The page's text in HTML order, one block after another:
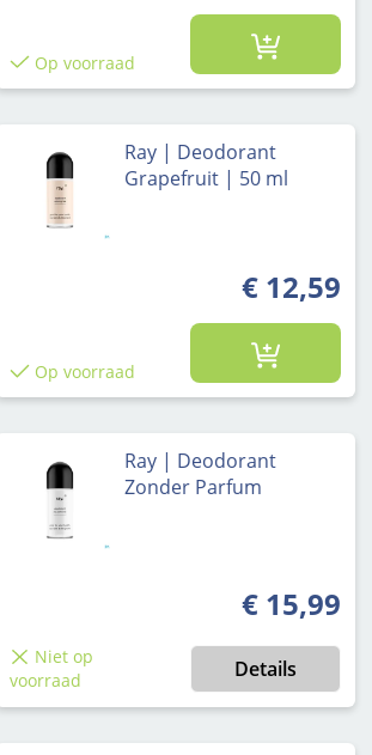
Op voorraad
Ray | Deodorant
Grapefruit | 50 ml
€ 12,59
Op voorraad
Ray | Deodorant
Zonder Parfum
Normale prijs:
€ 15,99
Niet op
voorraad
Details